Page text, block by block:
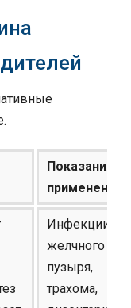
Показания к
применению
Инфекции
желчного
пузыря,
трахома,